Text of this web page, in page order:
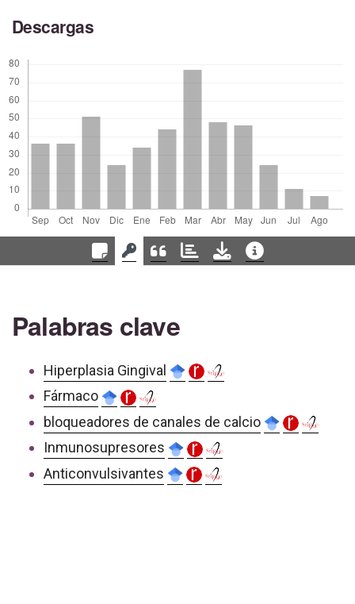
Descargas
Palabras clave
Hiperplasia Gingival
Fármaco
bloqueadores de canales de calcio
Inmunosupresores
Anticonvulsivantes